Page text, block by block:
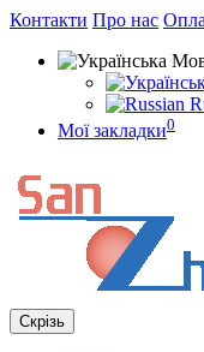
Контакти Про нас
Мої закладки0
Скрізь